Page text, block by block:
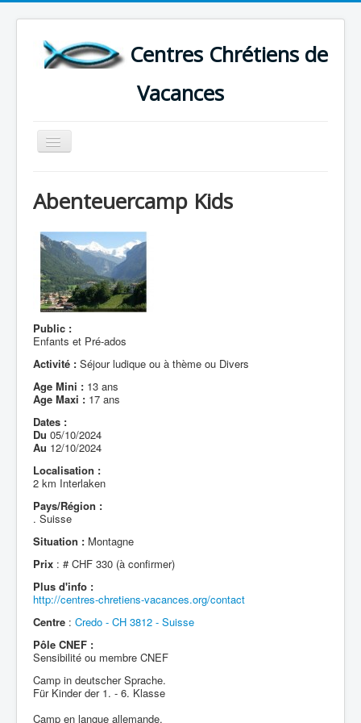
Centres Chrétiens de
Vacances
Basculer
la
CARTE DES CENTRES DE VACANCES .
LISTE DES SEJOURS DE VACANCES 2026
PLUS
Abenteuercamp Kids
Public :
Enfants et Pré-ados
Activité : Séjour ludique ou à thème ou Divers
Age Mini : 13 ans
Age Maxi : 17 ans
Dates :
Du 05/10/2024
Au 12/10/2024
Localisation :
2 km Interlaken
Pays/Région :
. Suisse
Situation : Montagne
Prix : # CHF 330 (à confirmer)
Plus d'info :
http://centres-chretiens-vacances.org/contact
Centre : Credo - CH 3812 - Suisse
Pôle CNEF :
Sensibilité ou membre CNEF
Camp in deutscher Sprache.
Für Kinder der 1. - 6. Klasse
Camp en langue allemande.